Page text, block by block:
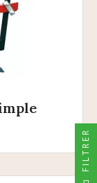
FILTRER